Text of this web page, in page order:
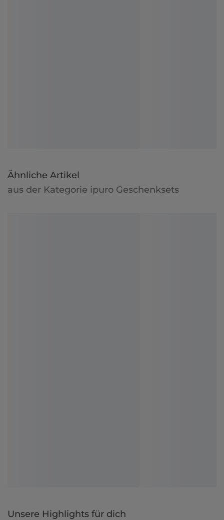
Ähnliche Artikel
aus der Kategorie ipuro Geschenksets
Unsere Highlights für dich